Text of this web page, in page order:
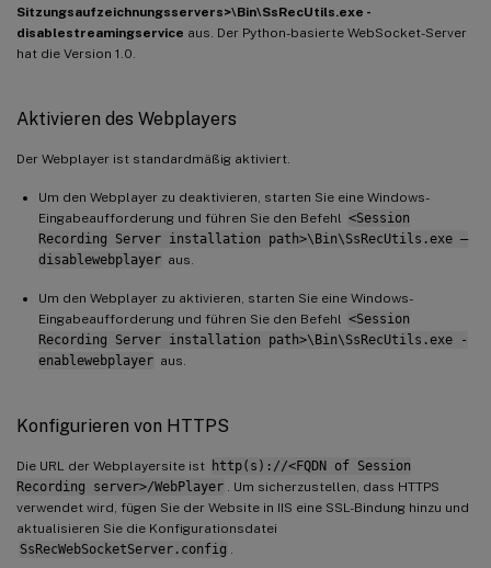
Sitzungsaufzeichnungsservers>\Bin\SsRecUtils.exe -
disablestreamingservice aus. Der Python-basierte WebSocket-Server
hat die Version 1.0.
Aktivieren des Webplayers
Der Webplayer ist standardmäßig aktiviert.
Um den Webplayer zu deaktivieren, starten Sie eine Windows-
Eingabeaufforderung und führen Sie den Befehl <Session
Recording Server installation path>\Bin\SsRecUtils.exe –
disablewebplayer aus.
Um den Webplayer zu aktivieren, starten Sie eine Windows-
Eingabeaufforderung und führen Sie den Befehl <Session
Recording Server installation path>\Bin\SsRecUtils.exe -
enablewebplayer aus.
Konfigurieren von HTTPS
Die URL der Webplayersite ist http(s)://<FQDN of Session
Recording server>/WebPlayer
. Um sicherzustellen, dass HTTPS
verwendet wird, fügen Sie der Website in IIS eine SSL-Bindung hinzu und
aktualisieren Sie die Konfigurationsdatei
SsRecWebSocketServer.config